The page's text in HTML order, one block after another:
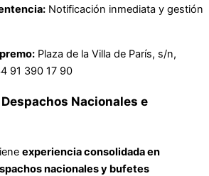
Notificación inmediata y gestión
Plaza de la Villa de París, s/n,
91 390 17 90
Nacionales e
experiencia consolidada en
nacionales y bufetes